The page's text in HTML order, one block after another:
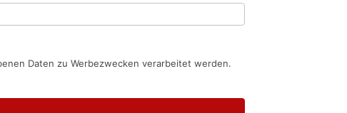
Daten zu Werbezwecken verarbeitet werden.